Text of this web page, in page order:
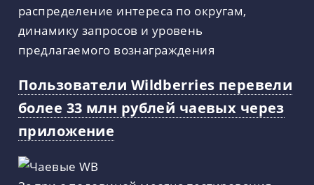
распределение интереса по округам,
динамику запросов и уровень
предлагаемого вознаграждения
Пользователи Wildberries перевели
более 33 млн рублей чаевых через
приложение